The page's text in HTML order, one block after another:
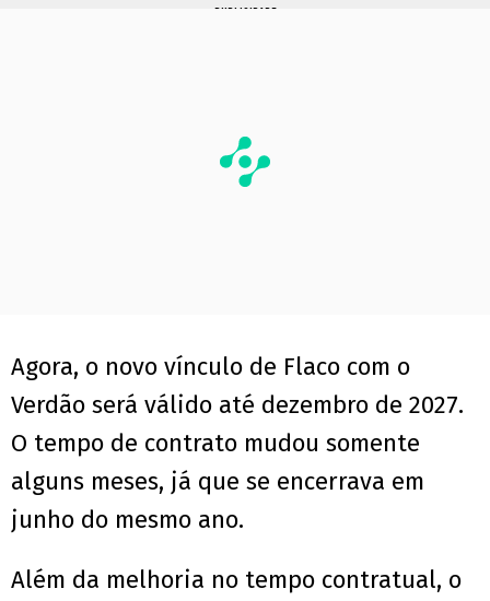
PUBLICIDADE
Agora, o novo vínculo de Flaco com o
Verdão será válido até dezembro de 2027.
O tempo de contrato mudou somente
alguns meses, já que se encerrava em
junho do mesmo ano.
Além da melhoria no tempo contratual, o